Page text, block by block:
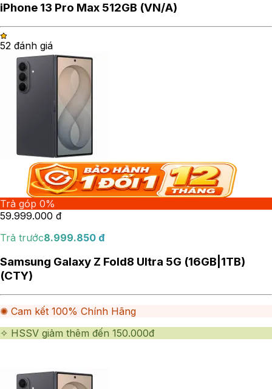
iPhone 13 Pro Max 512GB (VN/A)
52 đánh giá
Trả góp 0%
59.999.000 đ
Trả trước8.999.850 đ
Samsung Galaxy Z Fold8 Ultra 5G (16GB|1TB)
(CTY)
✺ Cam kết 100% Chính Hãng
✧ HSSV giảm thêm đến 150.000đ